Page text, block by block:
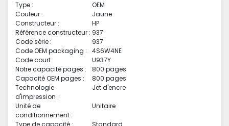
Type :
OEM
Couleur :
Jaune
Constructeur :
HP
Référence constructeur : 937
Code série :
937
Code OEM packaging :
4S6W4NE
Code court :
U937Y
Notre capacité pages :
800 pages
Capacité OEM pages :
800 pages
Technologie
d'impression :
Jet d'encre
Unité de
conditionnement :
Unitaire